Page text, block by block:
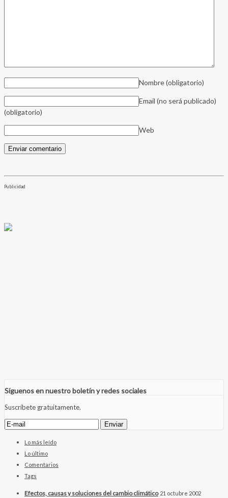
Nombre(obligatorio)
Email (no será publicado)
(obligatorio)
Web
Publicidad
Síguenos en nuestro boletín y redes sociales
Suscríbete gratuitamente.
Lo más leído
Lo último
Comentarios
Tags
Efectos, causas y soluciones del cambio climático 21 octubre 2002